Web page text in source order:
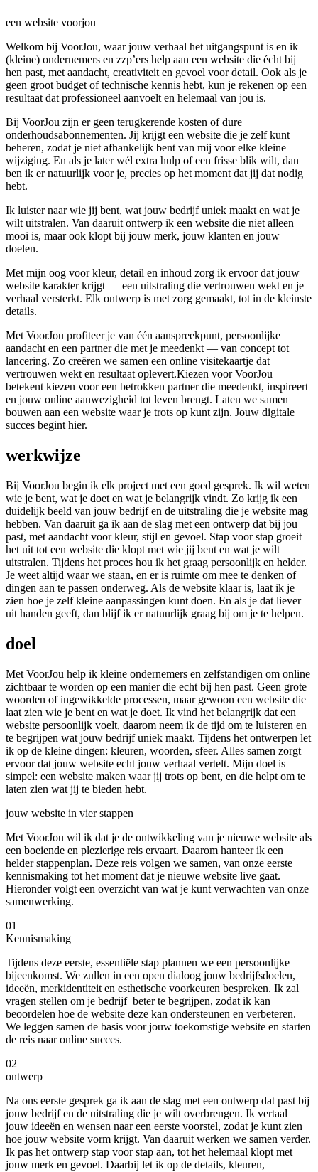
een website voorjou
Welkom bij VoorJou, waar jouw verhaal het uitgangspunt is en ik
(kleine) ondernemers en zzp’ers help aan een website die écht bij
hen past, met aandacht, creativiteit en gevoel voor detail. Ook als je
geen groot budget of technische kennis hebt, kun je rekenen op een
resultaat dat professioneel aanvoelt en helemaal van jou is.
Bij VoorJou zijn er geen terugkerende kosten of dure
onderhoudsabonnementen. Jij krijgt een website die je zelf kunt
beheren, zodat je niet afhankelijk bent van mij voor elke kleine
wijziging. En als je later wél extra hulp of een frisse blik wilt, dan
ben ik er natuurlijk voor je, precies op het moment dat jij dat nodig
hebt.
Ik luister naar wie jij bent, wat jouw bedrijf uniek maakt en wat je
wilt uitstralen. Van daaruit ontwerp ik een website die niet alleen
mooi is, maar ook klopt bij jouw merk, jouw klanten en jouw
doelen.
Met mijn oog voor kleur, detail en inhoud zorg ik ervoor dat jouw
website karakter krijgt — een uitstraling die vertrouwen wekt en je
verhaal versterkt. Elk ontwerp is met zorg gemaakt, tot in de kleinste
details.
Met VoorJou profiteer je van één aanspreekpunt, persoonlijke
aandacht en een partner die met je meedenkt — van concept tot
lancering. Zo creëren we samen een online visitekaartje dat
vertrouwen wekt en resultaat oplevert.Kiezen voor VoorJou
betekent kiezen voor een betrokken partner die meedenkt, inspireert
en jouw online aanwezigheid tot leven brengt. Laten we samen
bouwen aan een website waar je trots op kunt zijn. Jouw digitale
succes begint hier.
werkwijze
Bij VoorJou begin ik elk project met een goed gesprek. Ik wil weten
wie je bent, wat je doet en wat je belangrijk vindt. Zo krijg ik een
duidelijk beeld van jouw bedrijf en de uitstraling die je website mag
hebben. Van daaruit ga ik aan de slag met een ontwerp dat bij jou
past, met aandacht voor kleur, stijl en gevoel. Stap voor stap groeit
het uit tot een website die klopt met wie jij bent en wat je wilt
uitstralen. Tijdens het proces hou ik het graag persoonlijk en helder.
Je weet altijd waar we staan, en er is ruimte om mee te denken of
dingen aan te passen onderweg. Als de website klaar is, laat ik je
zien hoe je zelf kleine aanpassingen kunt doen. En als je dat liever
uit handen geeft, dan blijf ik er natuurlijk graag bij om je te helpen.
doel
Met VoorJou help ik kleine ondernemers en zelfstandigen om online
zichtbaar te worden op een manier die echt bij hen past. Geen grote
woorden of ingewikkelde processen, maar gewoon een website die
laat zien wie je bent en wat je doet. Ik vind het belangrijk dat een
website persoonlijk voelt, daarom neem ik de tijd om te luisteren en
te begrijpen wat jouw bedrijf uniek maakt. Tijdens het ontwerpen let
ik op de kleine dingen: kleuren, woorden, sfeer. Alles samen zorgt
ervoor dat jouw website echt jouw verhaal vertelt. Mijn doel is
simpel: een website maken waar jij trots op bent, en die helpt om te
laten zien wat jij te bieden hebt.
jouw website in vier stappen
Met VoorJou wil ik dat je de ontwikkeling van je nieuwe website als
een boeiende en plezierige reis ervaart. Daarom hanteer ik een
helder stappenplan. Deze reis volgen we samen, van onze eerste
kennismaking tot het moment dat je nieuwe website live gaat.
Hieronder volgt een overzicht van wat je kunt verwachten van onze
samenwerking.
01
Kennismaking
Tijdens deze eerste, essentiële stap plannen we een persoonlijke
bijeenkomst. We zullen in een open dialoog jouw bedrijfsdoelen,
ideeën, merkidentiteit en esthetische voorkeuren bespreken. Ik zal
vragen stellen om je bedrijf beter te begrijpen, zodat ik kan
beoordelen hoe de website deze kan ondersteunen en verbeteren.
We leggen samen de basis voor jouw toekomstige website en starten
de reis naar online succes.
02
ontwerp
Na ons eerste gesprek ga ik aan de slag met een ontwerp dat past bij
jouw bedrijf en de uitstraling die je wilt overbrengen. Ik vertaal
jouw ideeën en wensen naar een eerste voorstel, zodat je kunt zien
hoe jouw website vorm krijgt. Van daaruit werken we samen verder.
Ik pas het ontwerp stap voor stap aan, tot het helemaal klopt met
jouw merk en gevoel. Daarbij let ik op de details, kleuren,